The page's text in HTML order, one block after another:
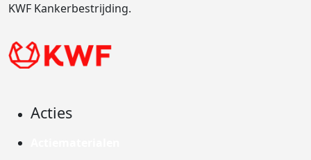
KWF Kankerbestrijding.
Acties